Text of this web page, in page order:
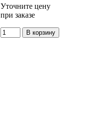
Уточните цену
при заказе